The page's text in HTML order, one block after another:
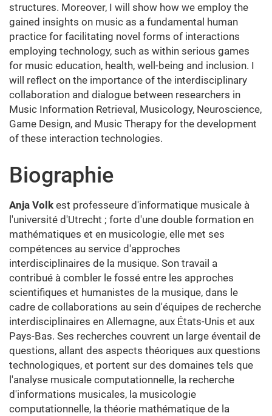
structures. Moreover, I will show how we employ the
gained insights on music as a fundamental human
practice for facilitating novel forms of interactions
employing technology, such as within serious games
for music education, health, well-being and inclusion. I
will reflect on the importance of the interdisciplinary
collaboration and dialogue between researchers in
Music Information Retrieval, Musicology, Neuroscience,
Game Design, and Music Therapy for the development
of these interaction technologies.
Biographie
Anja Volk est professeure d'informatique musicale à
l'université d'Utrecht ; forte d'une double formation en
mathématiques et en musicologie, elle met ses
compétences au service d'approches
interdisciplinaires de la musique. Son travail a
contribué à combler le fossé entre les approches
scientifiques et humanistes de la musique, dans le
cadre de collaborations au sein d'équipes de recherche
interdisciplinaires en Allemagne, aux États-Unis et aux
Pays-Bas. Ses recherches couvrent un large éventail de
questions, allant des aspects théoriques aux questions
technologiques, et portent sur des domaines tels que
l'analyse musicale computationnelle, la recherche
d'informations musicales, la musicologie
computationnelle, la théorie mathématique de la